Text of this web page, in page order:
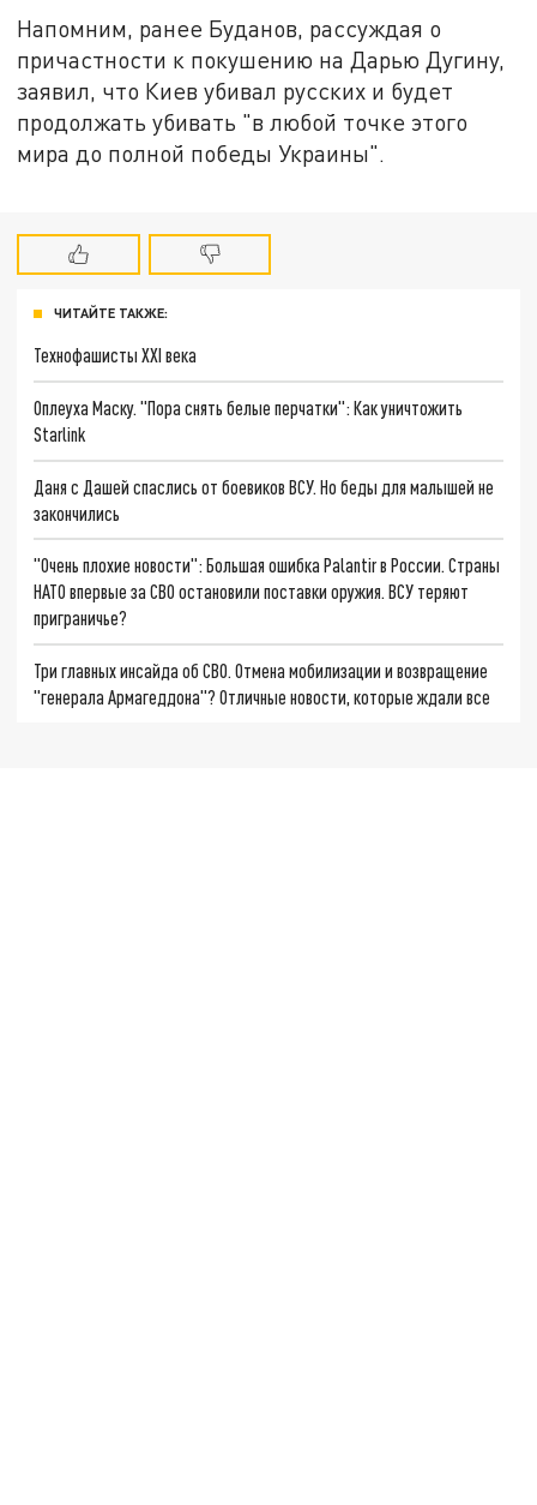
Напомним, ранее Буданов, рассуждая о
причастности к покушению на Дарью Дугину,
заявил, что Киев убивал русских и будет
продолжать убивать "в любой точке этого
мира до полной победы Украины".
ЧИТАЙТЕ ТАКЖЕ:
Технофашисты XXI века
Оплеуха Маску. "Пора снять белые перчатки": Как уничтожить
Starlink
Даня с Дашей спаслись от боевиков ВСУ. Но беды для малышей не
закончились
"Очень плохие новости": Большая ошибка Palantir в России. Страны
НАТО впервые за СВО остановили поставки оружия. ВСУ теряют
приграничье?
Три главных инсайда об СВО. Отмена мобилизации и возвращение
"генерала Армагеддона"? Отличные новости, которые ждали все